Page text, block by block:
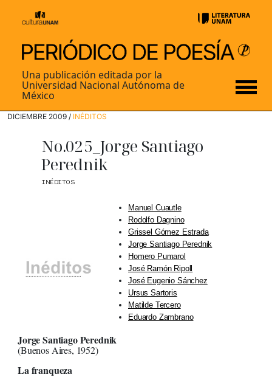
Una publicación editada por la
Universidad Nacional Autónoma de
México
DICIEMBRE 2009 / INÉDITOS
No.025_Jorge Santiago
Perednik
INÉDITOS
Manuel Cuautle
Rodolfo Dagnino
Grissel Gómez Estrada
Jorge Santiago Perednik
Homero Pumarol
José Ramón Ripoll
José Eugenio Sánchez
Ursus Sartoris
Matilde Tercero
Eduardo Zambrano
Jorge Santiago Perednik
(Buenos Aires, 1952)
La franqueza